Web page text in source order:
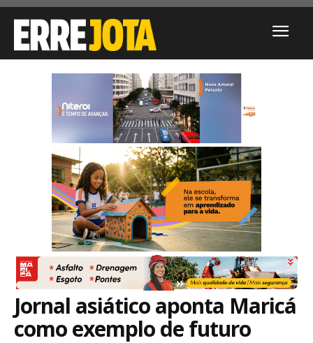
Jornal asiático aponta Maricá
como exemplo de futuro